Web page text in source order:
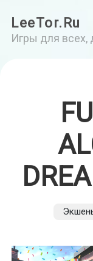
LeeTor.Ru
Игры для всех,